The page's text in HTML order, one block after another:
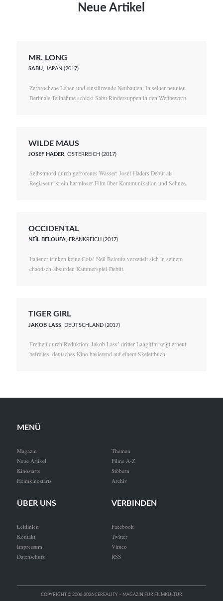
Neue Artikel
MR. LONG
SABU, JAPAN (2017)
Zerbrochene Leben und einstürzende Neubauten: In seiner neunten
Berlinale-Teilnahme schickt Sabu Rindersuppen in den Wettbewerb.
WILDE MAUS
JOSEF HADER , ÖSTERREICH (2017)
Selbstmord durch gefrorenes Wasser: Josef Haders Debüt als
Regisseur ist ein harmloser Film über Kommunikation und Schnee.
OCCIDENTAL
NEÏL BELOUFA , FRANKREICH (2017)
Italiener trinken keine Cola! Neïl Beloufa verzettelt sich in seinem
chaotisch-absurden Kammerspiel-Debüt.
TIGER GIRL
JAKOB LASS , DEUTSCHLAND (2017)
Freiheit durch Reduktion: Jakob Lass’ dritter Langfilm zeigt erneut
befreites, deutsches Kino basierend auf einem Skelettbuch.
MENÜ
Magazin
Neue Artikel
Kinostarts
Heimkinostarts
Themen
Filme A-Z
Stöbern
Archiv
ÜBER UNS
Leitlinien
Kontakt
Impressum
Datenschutz
VERBINDEN
Facebook
Twitter
Vimeo
RSS
COPYRIGHT © 2006-2026 CEREALITY – MAGAZIN FÜR FILMKULTUR